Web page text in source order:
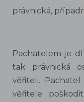
právnická,
Pachatelem je
tak právnická
věřiteli.
věřitele